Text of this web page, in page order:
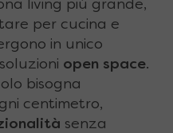
living più grande,
per cucina e
in unico
open space.
bisogna
centimetro,
senza